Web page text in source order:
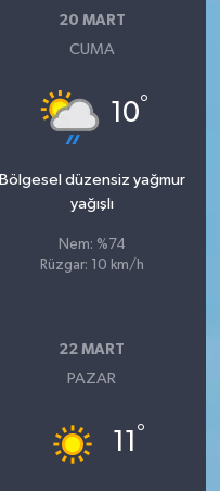
20 MART
CUMA
10°
Bölgesel düzensiz yağmur
yağışlı
Nem: %74
Rüzgar: 10 km/h
22 MART
PAZAR
11 °